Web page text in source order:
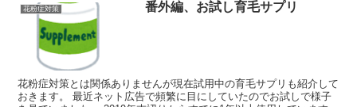
花粉症対策 番外編、お試し育毛サプリ
花粉症対策とは関係ありませんが現在試用中の育毛サプリも紹介して
おきます。 最近ネット広告で頻繁に目にしていたのでお試しで様子